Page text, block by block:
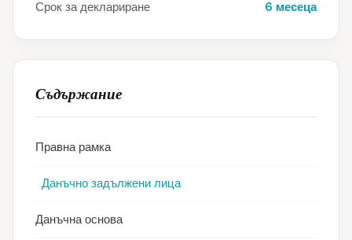
Срок за деклариране
6 месеца
Съдържание
Правна рамка
Данъчно задължени лица
Данъчна основа